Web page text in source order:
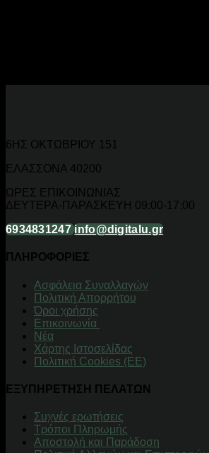
6ΗΣ ΟΚΤΩΒΡΙΟΥ 151
ΕΛΑΣΣΟΝΑ 40200
ΩΡΕΣ ΕΠΙΚΟΙΝΩΝΙΑΣ
ΔΕΥΤΕΡΑ-ΠΑΡΑΣΚΕΥΗ 09:00-17:00
6934831247 info@digitalu.gr
ΠΛΗΡΟΦΟΡΙΕΣ
Aσφάλεια Συναλλαγών
Πολιτική Απορρήτου
Όροι χρήσης
Επικοινωνία
Νέα
Χάρτης Ιστοσελίδας
Πολιτική Cookies (ΕΕ)
ΕΞΥΠΗΡΕΤΗΣΗ ΠΕΛΑΤΩΝ
Συχνές ερωτήσεις
Τρόποι Πληρωμής
Αποστολή και Παράδοση